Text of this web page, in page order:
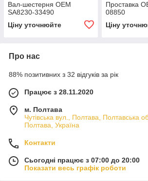
Вал-шестерня OEM
SA8230-33490
Ціну уточнюйте
Проставка
08850
Ціну
Про нас
88% позитивних з 32 відгуків за рік
Працює з 28.11.2020
м. Полтава
Чутівська вул., Полтава, Полтавська
Полтава, Україна
Контакти
Сьогодні працює з 07:00 до 20:00
Показати весь графік роботи